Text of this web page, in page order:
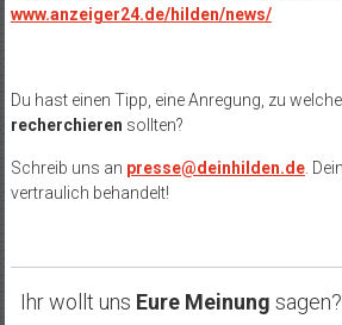
www.anzeiger24.de/hilden/news/
Du hast einen Tipp, eine Anregung, zu
recherchieren sollten?
Schreib uns an presse@deinhilden.de.
vertraulich behandelt!
Ihr wollt uns Eure Meinung